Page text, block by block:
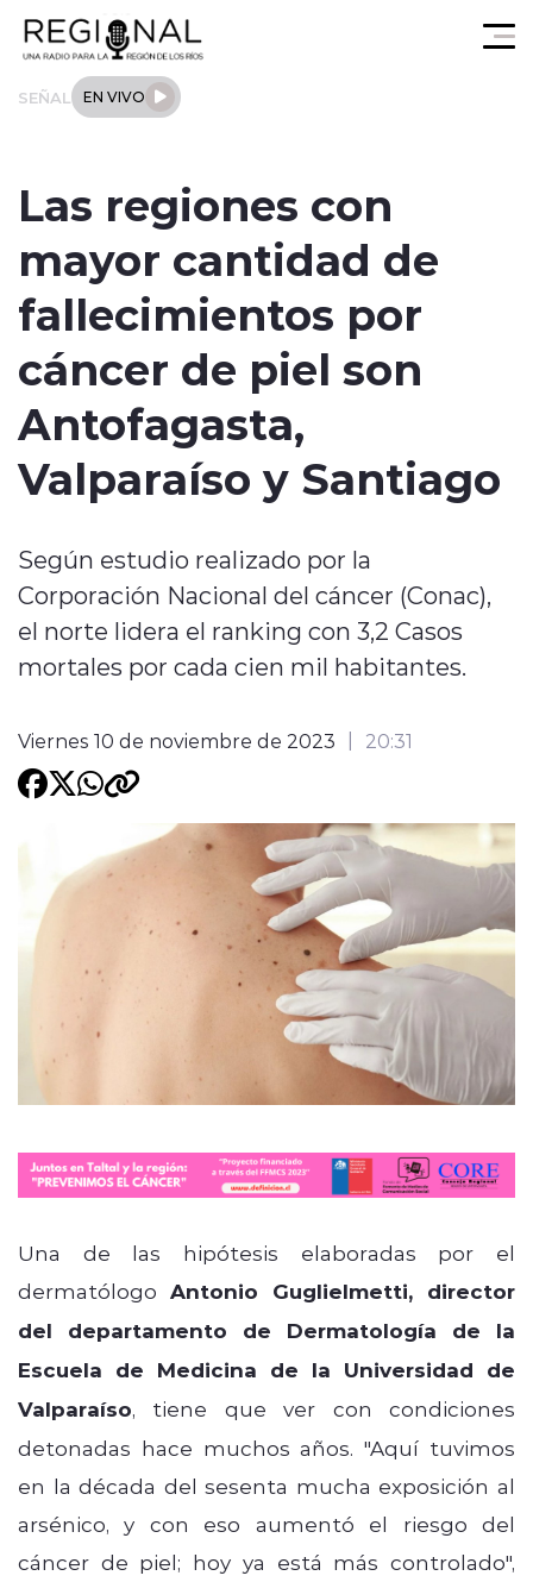
SEÑAL EN VIVO
Los Ríos
Regional
Internacional
Deportes
Programacion
Las regiones con
mayor cantidad de
fallecimientos por
cáncer de piel son
Antofagasta,
Valparaíso y Santiago
Según estudio realizado por la
Corporación Nacional del cáncer (Conac),
el norte lidera el ranking con 3,2 Casos
mortales por cada cien mil habitantes.
Viernes 10 de noviembre de 2023 20:31
Una de las hipótesis elaboradas por el
dermatólogo Antonio GuglieImetti, director
del departamento de Dermatología de la
Escuela de Medicina de la Universidad de
Valparaíso, tiene que ver con condiciones
detonadas hace muchos años. "Aquí tuvimos
en la década del sesenta mucha exposición al
arsénico, y con eso aumentó el riesgo del
cáncer de piel; hoy ya está más controlado",